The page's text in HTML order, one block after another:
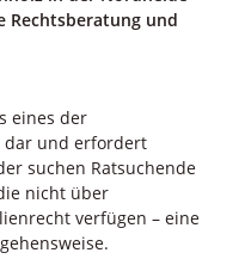
Rechtsberatung und
eines der
dar und erfordert
suchen Ratsuchende
nicht über
verfügen – eine